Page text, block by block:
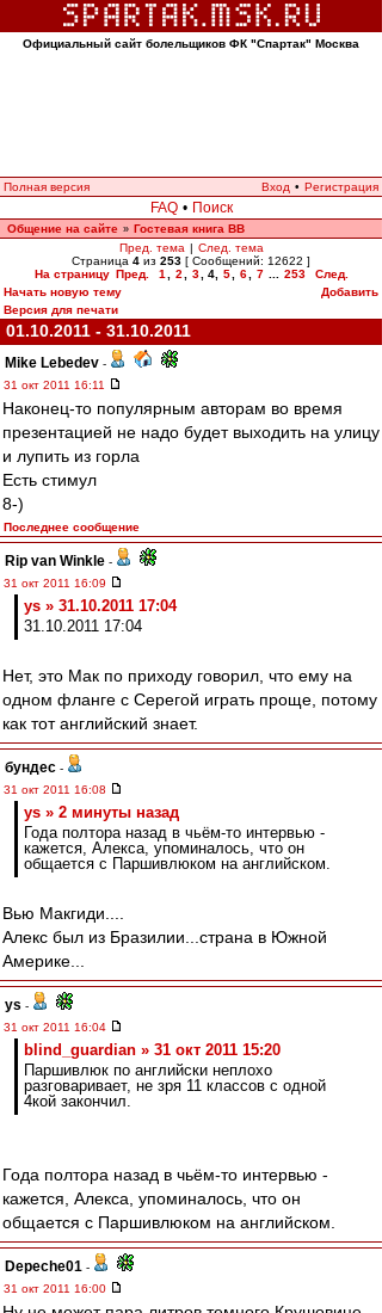
Официальный сайт болельщиков ФК "Спартак" Москва
Полная версия Вход • Регистрация
FAQ • Поиск
Общение на сайте » Гостевая книга ВВ
Пред. тема | След. тема
Страница 4 из 253 [ Сообщений: 12622 ]
На страницу Пред. 1 2 3 4, 5 6 7 253
След.
Начать новую тему
Добавить
Версия для печати
01.10.2011 - 31.10.2011
Mike Lebedev -
31 окт 2011 16:11
Наконец-то популярным авторам во время
презентацией не надо будет выходить на улицу
и лупить из горла
Есть стимул
8-)
Последнее сообщение
Rip van Winkle -
31 окт 2011 16:09
ys » 31.10.2011 17:04
31.10.2011 17:04
Нет, это Мак по приходу говорил, что ему на
одном фланге с Серегой играть проще, потому
как тот английский знает.
бундес -
31 окт 2011 16:08
ys » 2 минуты назад
Года полтора назад в чьём-то интервью -
кажется, Алекса, упоминалось, что он
общается с Паршивлюком на английском.
Вью Макгиди....
Алекс был из Бразилии...страна в Южной
Америке...
ys -
31 окт 2011 16:04
blind_guardian » 31 окт 2011 15:20
Паршивлюк по английски неплохо
разговаривает, не зря 11 классов с одной
4кой закончил.
Года полтора назад в чьём-то интервью -
кажется, Алекса, упоминалось, что он
общается с Паршивлюком на английском.
Depeche01 -
31 окт 2011 16:00